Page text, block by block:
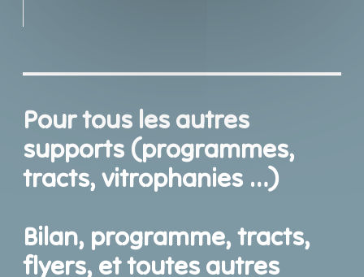
Pour tous les autres
supports (programmes,
tracts, vitrophanies …)
Bilan, programme, tracts,
flyers, et toutes autres